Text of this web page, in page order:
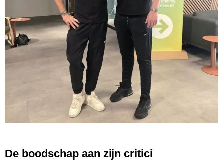
De boodschap aan zijn critici